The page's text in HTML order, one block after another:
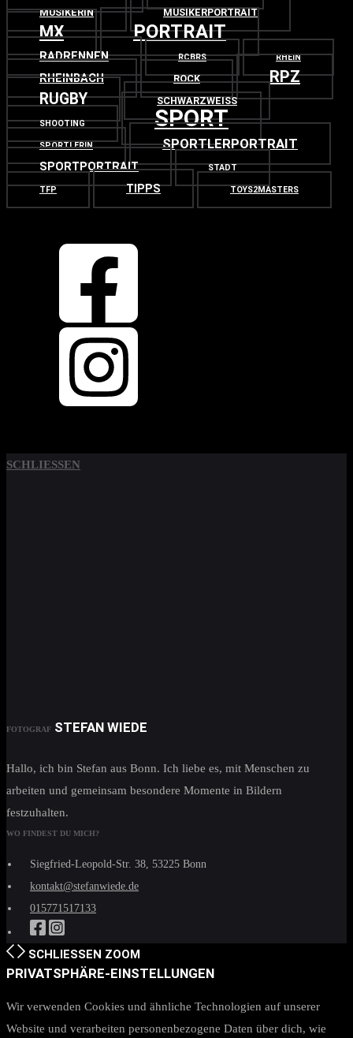
MUSIKERIN MUSIKERPORTRAIT
MX PORTRAIT
RADRENNEN RCBRS RHEIN
RHEINBACH ROCK RPZ
RUGBY SCHWARZWEISS
SHOOTING SPORT
SPORTLERIN SPORTLERPORTRAIT
SPORTPORTRAIT STADT
TFP TIPPS TOYS2MASTERS
OBEN
SCHLIESSEN
FOTOGRAF STEFAN WIEDE
Hallo, ich bin Stefan aus Bonn. Ich liebe es, mit Menschen zu
arbeiten und gemeinsam besondere Momente in Bildern
festzuhalten.
WO FINDEST DU MICH?
Siegfried-Leopold-Str. 38, 53225 Bonn
kontakt@stefanwiede.de
015771517133
SCHLIESSEN ZOOM
PRIVATSPHÄRE-EINSTELLUNGEN
Wir verwenden Cookies und ähnliche Technologien auf unserer
Website und verarbeiten personenbezogene Daten über dich, wie